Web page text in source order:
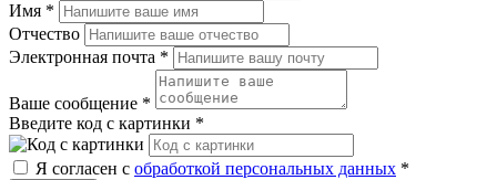
Имя *
Отчество
Электронная почта *
Ваше сообщение *
Введите код с картинки *
Я согласен с обработкой персональных данных *